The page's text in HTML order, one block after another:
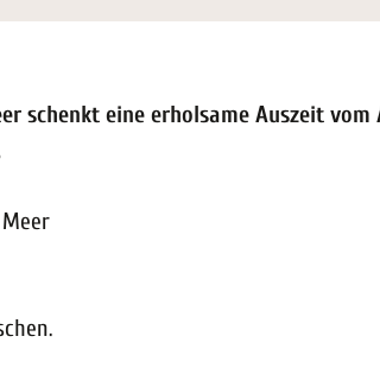
schenkt eine erholsame Auszeit